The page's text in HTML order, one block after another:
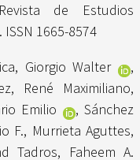
de Estudios
1665-8574
Giorgio Walter
,
René Maximiliano,
Emilio ,Sánchez
F., Murrieta Aguttes,
Tadros, Faheem A.